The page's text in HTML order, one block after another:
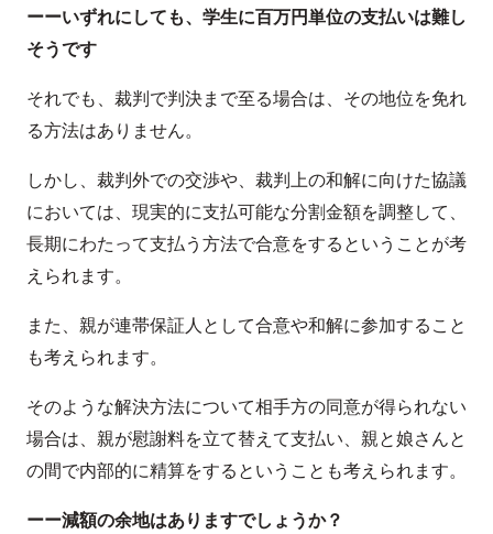
ーーいずれにしても、学生に百万円単位の支払いは難し
そうです
それでも、裁判で判決まで至る場合は、その地位を免れ
る方法はありません。
しかし、裁判外での交渉や、裁判上の和解に向けた協議
においては、現実的に支払可能な分割金額を調整して、
長期にわたって支払う方法で合意をするということが考
えられます。
また、親が連帯保証人として合意や和解に参加すること
も考えられます。
そのような解決方法について相手方の同意が得られない
場合は、親が慰謝料を立て替えて支払い、親と娘さんと
の間で内部的に精算をするということも考えられます。
ーー減額の余地はありますでしょうか？